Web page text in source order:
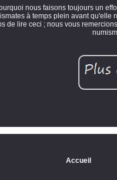
nous faisons toujours un
à temps plein avant qu'elle
de lire ceci ; nous vous
Accueil